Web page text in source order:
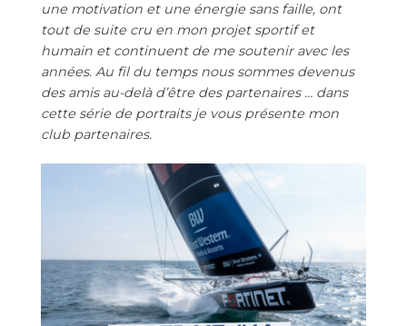
une motivation et une énergie sans faille, ont
tout de suite cru en mon projet sportif et
humain et continuent de me soutenir avec les
années. Au fil du temps nous sommes devenus
des amis au-delà d’être des partenaires … dans
cette série de portraits je vous présente mon
club partenaires.